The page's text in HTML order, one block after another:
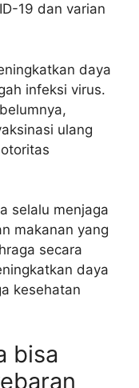
19 dan varian
daya
infeksi virus.
ulang
selalu menjaga
makanan yang
secara
daya
kesehatan
bisa